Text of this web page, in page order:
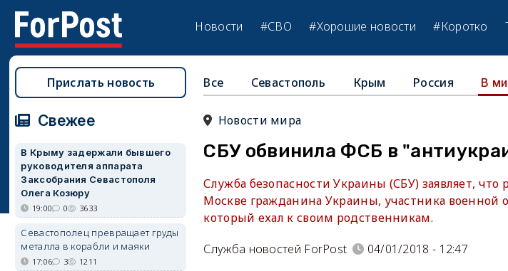
Новости #СВО #Хорошие новости #Коротко
Все Севастополь Крым Россия В
Новости мира
СБУ обвинила ФСБ в
Служба безопасности Украины (СБУ) заявляет,
Москве гражданина Украины, участника военной
который ехал к своим родственникам.
Служба новостей ForPost
04/01/2018 - 12:47
Прислать новость
Свежее
В Крыму задержали бывшего
руководителя аппарата
Заксобрания Севастополя
Олега Козюру
19:00 0 3633
Севастополец превращает груды
металла в корабли и маяки
17:06 3 1211